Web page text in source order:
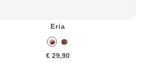
Eria
€ 29,90